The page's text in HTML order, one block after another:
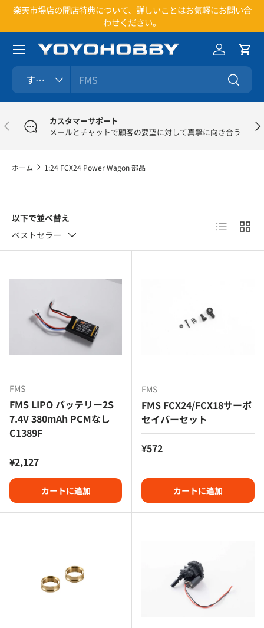
コンテンツへスキップ
楽天市場店の開店特典について、詳しいことはお気軽にお問い合
わせください。
検索
商品タイプ
すべて 検索
ログインカ
メニュー
前 次
カスタマーサポート
メールとチャットで顧客の要望に対して真摯に向き合う
ホーム 1:24 FCX24 Power Wagon 部品
以下で並べ替え
ベストセラー
リストグリ
FMS
FMS LIPO バッテリー2S
7.4V 380mAh PCMなし
C1389F
定価
¥2,127
カートに追加
FMS
FMS FCX24/FCX18サーボ
セイバーセット
定価
¥572
カートに追加